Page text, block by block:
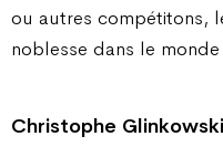
ou autres compétitons,
noblesse dans le monde
Christophe Glinkowski